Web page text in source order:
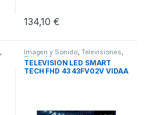
134,10€
, Imagen y Sonido, Televisiones,
TV de 43 pulgadas
TELEVISIÓN LED SMART
TECH FHD 43 43FV02V VIDAA